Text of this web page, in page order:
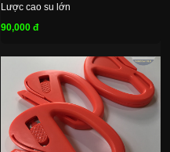
Lược cao su lớn
90,000 đ